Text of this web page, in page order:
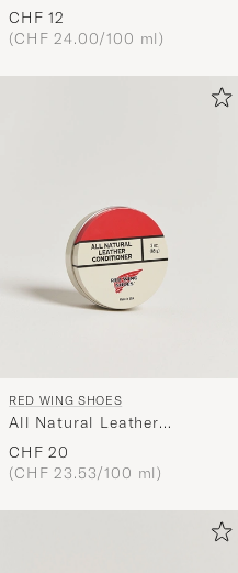
CHF 12
(CHF 24.00/100 ml)
RED WING SHOES
All Natural Leather
Conditioner
CHF 20
(CHF 23.53/100 ml)